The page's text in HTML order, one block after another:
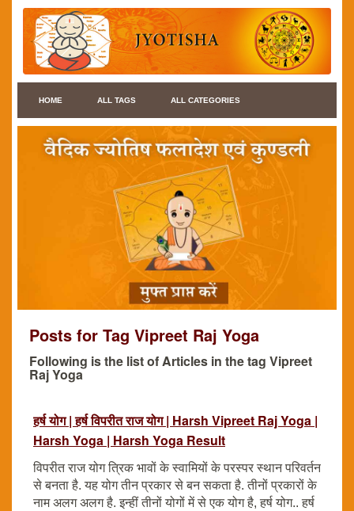
HOME ALL TAGS ALL CATEGORIES
Posts for Tag Vipreet Raj Yoga
Following is the list of Articles in the tag Vipreet
Raj Yoga
हर्ष योग | हर्ष विपरीत राज योग | Harsh Vipreet Raj Yoga |
Harsh Yoga | Harsh Yoga Result
विपरीत राज योग त्रिक भावों के स्वामियों के परस्पर स्थान परिवर्तन
से बनता है. यह योग तीन प्रकार से बन सकता है. तीनों प्रकारों के
नाम अलग अलग है. इन्हीं तीनों योगों में से एक योग है, हर्ष योग.. हर्ष